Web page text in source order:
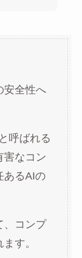
安全性へ
呼ばれる
害なコン
あるAIの
、コンプ
す。